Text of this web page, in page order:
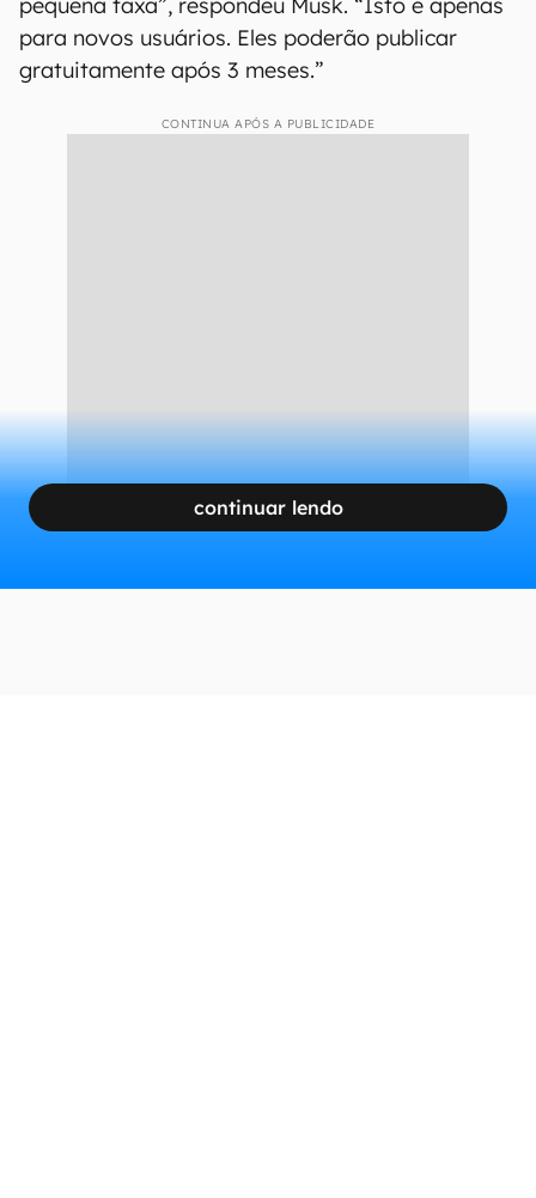
para novos usuários. Eles poderão publicar
gratuitamente após 3 meses.”
CONTINUA APÓS A PUBLICIDADE
continuar lendo